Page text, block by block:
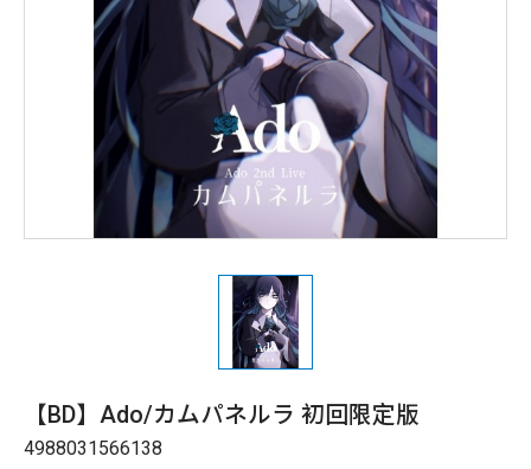
【BD】Ado/カムパネルラ 初回限定版
4988031566138